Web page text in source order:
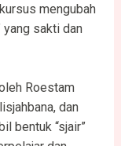
mengubah
yang sakti dan
Roestam
dan
bentuk “sjair”